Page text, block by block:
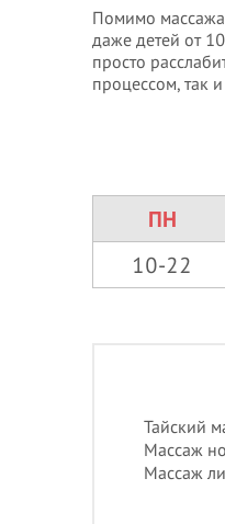
Помимо
даже детей от
просто
процессом, так и
ПН
10-22
Тайский
Массаж
Массаж